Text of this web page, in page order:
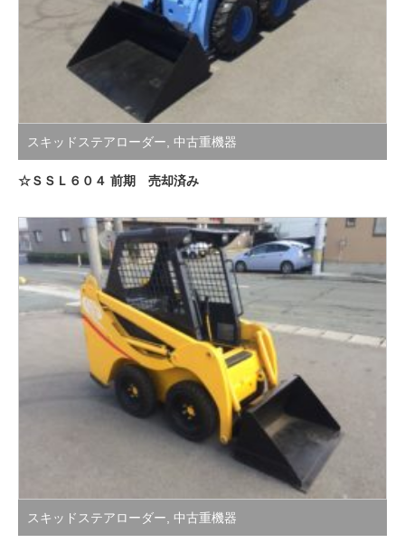
スキッドステアローダー 中古重機器
☆ＳＳＬ６０４ 前期 売却済み
スキッドステアローダー 中古重機器